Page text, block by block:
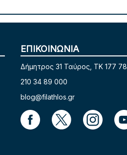
ΕΠΙΚΟΙΝΩΝΙΑ
Δήμητρος 31 Ταύρος, TK 177 78
210 34 89 000
blog@filathlos.gr